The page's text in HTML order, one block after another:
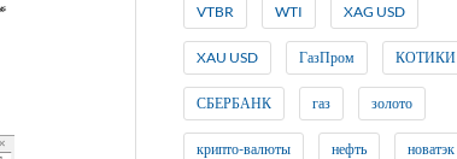
VTBR WTI XAG USD
XAU USD ГазПром КОТИКИ
СБЕРБАНК газ золото
крипто-валюты нефть новатэк